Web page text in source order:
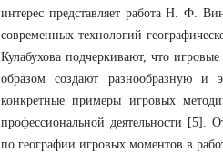
интерес представляет работа Н. Ф.
современных технологий
Кулабухова подчеркивают, что
образом создают разнообразную и
конкретные примеры игровых
профессиональной деятельности [5].
по географии игровых моментов в